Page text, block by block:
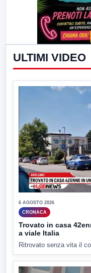
ULTIMI VIDEO
6 AGOSTO 2026
CRONACA
Trovato in casa
a viale Italia
Ritrovato senza vita il